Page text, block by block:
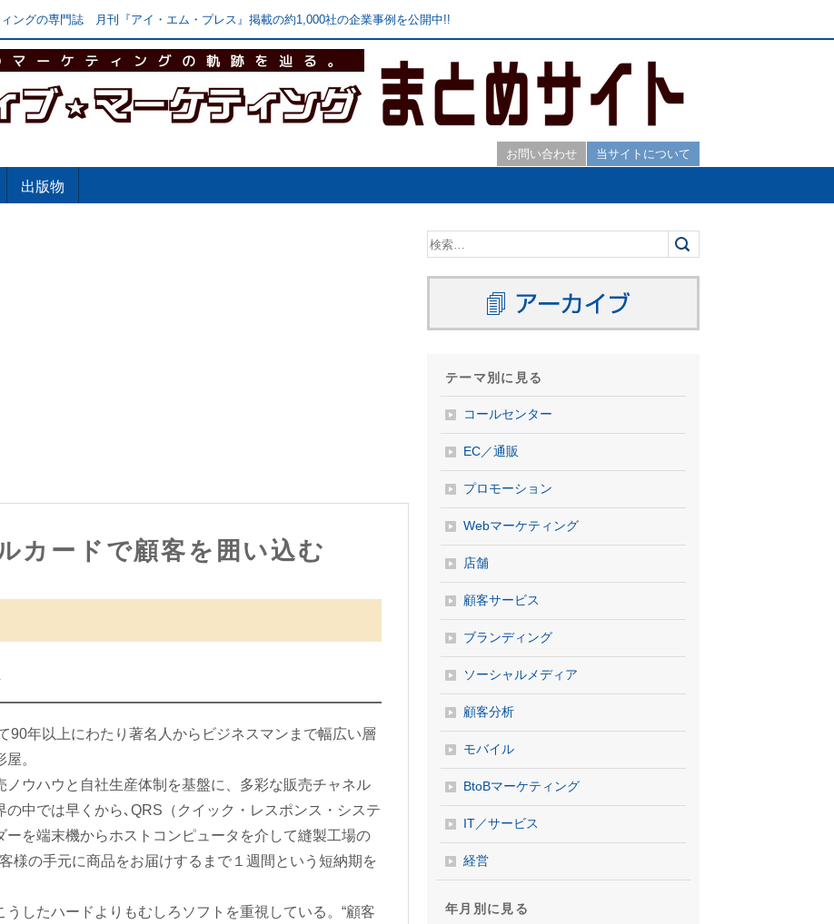
ングの専門誌 月刊『アイ・エム・プレス』掲載の約1,000社の企業事例を公開中!!
お問い合わせ 当サイトについて
出版物
カードで顧客を囲い込む
年以上にわたり著名人からビジネスマンまで幅広い層
。
ウハウと自社生産体制を基盤に、多彩な販売チャネル
中では早くから､QRS（クイック・レスポンス・システ
ーを端末機からホストコンピュータを介して縫製工場の
様の手元に商品をお届けするまで１週間という短納期を
したハードよりもむしろソフトを重視している。“顧客
テーマ別に見る
コールセンター
EC／通販
プロモーション
Webマーケティング
店舗
顧客サービス
ブランディング
ソーシャルメディア
顧客分析
モバイル
BtoBマーケティング
IT／サービス
経営
年月別に見る